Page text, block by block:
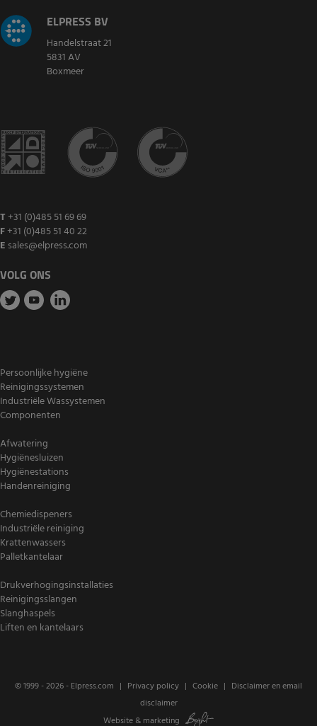
ELPRESS BV
Handelstraat 21
5831 AV
Boxmeer
T +31 (0)485 51 69 69
F+31 (0)485 51 40 22
E sales@elpress.com
VOLG ONS
Persoonlijke hygiëne
Reinigingssystemen
Industriële Wassystemen
Componenten
Afwatering
Hygiënesluizen
Hygiënestations
Handenreiniging
Chemiedispeners
Industriële reiniging
Krattenwassers
Palletkantelaar
Drukverhogingsinstallaties
Reinigingsslangen
Slanghaspels
Liften en kantelaars
© 1999 - 2026 - Elpress.com Privacy policy Cookie
Disclaimer en email
disclaimer
Website & marketing